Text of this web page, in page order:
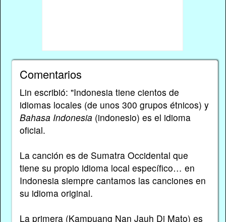
Comentarios
Lin escribió: "Indonesia tiene cientos de
idiomas locales (de unos 300 grupos étnicos) y
Bahasa Indonesia (indonesio) es el idioma
oficial.
La canción es de Sumatra Occidental que
tiene su propio idioma local específico… en
Indonesia siempre cantamos las canciones en
su idioma original.
La primera (Kampuang Nan Jauh Di Mato) es